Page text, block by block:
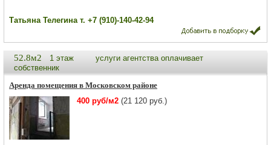
Татьяна Телегина т. +7 (910)-140-42-94
52.8м2 1 этаж
услуги агентства оплачивает
собственник
Аренда помещения в Московском районе
400 руб/м2 (21 120 руб.)